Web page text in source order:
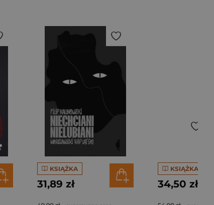
KSIĄŻKA
31,89 zł
KSIĄŻKA
34,50 zł